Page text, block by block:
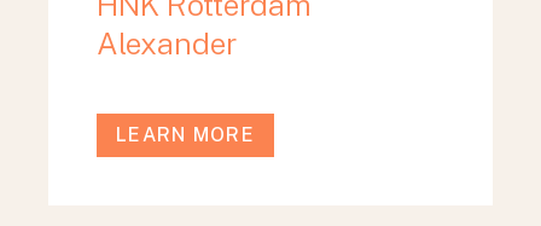
Alexander
LEARN MORE